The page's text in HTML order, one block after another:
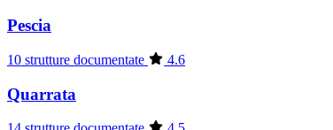
Pescia
10 strutture documentate 4.6
Quarrata